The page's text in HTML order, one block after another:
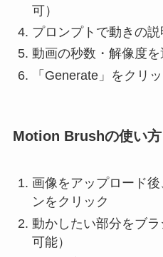
可）
プロンプトで動きの説
動画の秒数・解像度を
「Generate」をクリ
Motion Brushの使い方
画像をアップロード
ンをクリック
動かしたい部分をブ
可能）